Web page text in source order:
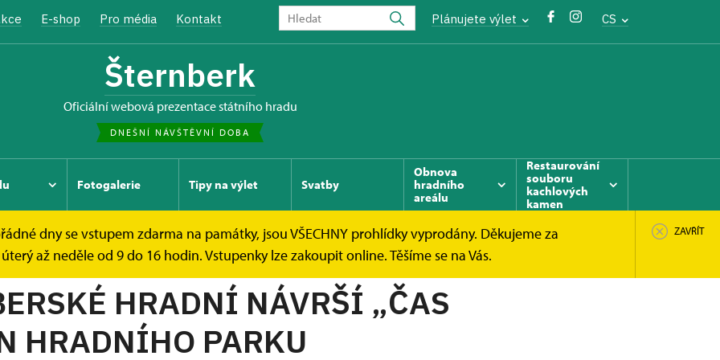
E-shop Pro média Kontakt Plánujete výlet CS
Šternberk
oficiální webová prezentace státního hradu
DNEŠNÍ NÁVŠTĚVNÍ DOBA
Fotogalerie Tipy na výlet Svatby
Obnova
hradního
areálu
Restaurování
souboru
kachlových
kamen
dny se vstupem zdarma na památky, jsou VŠECHNY prohlídky vyprodány. Děkujeme za
až neděle od 9 do 16 hodin. Vstupenky lze zakoupit online. Těšíme se na Vás.
ZAVŘÍT
HRADNÍ NÁVRŠÍ „ČAS
HRADNÍHO PARKU